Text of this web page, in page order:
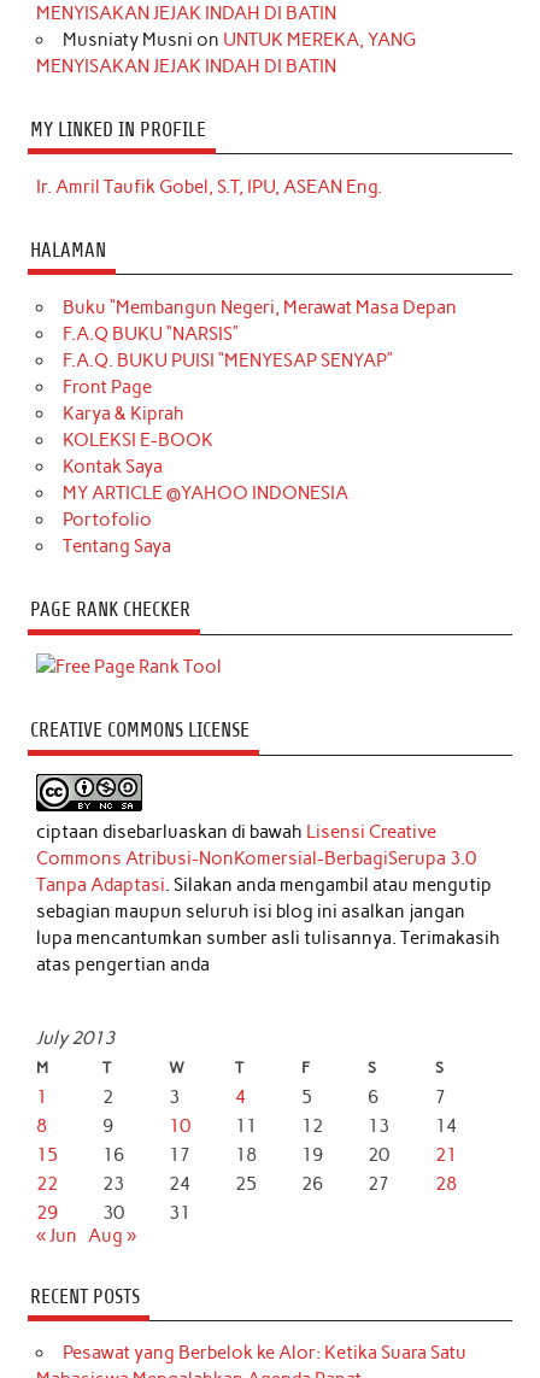
MENYISAKAN JEJAK INDAH DI BATIN
Musniaty Musni on UNTUK MEREKA, YANG
MENYISAKAN JEJAK INDAH DI BATIN
MY LINKED IN PROFILE
Ir. Amril Taufik Gobel, S.T, IPU, ASEAN Eng.
HALAMAN
Buku “Membangun Negeri, Merawat Masa Depan
F.A.Q BUKU “NARSIS”
F.A.Q. BUKU PUISI “MENYESAP SENYAP”
Front Page
Karya & Kiprah
KOLEKSI E-BOOK
Kontak Saya
MY ARTICLE @YAHOO INDONESIA
Portofolio
Tentang Saya
PAGE RANK CHECKER
CREATIVE COMMONS LICENSE
ciptaan disebarluaskan di bawah Lisensi Creative
Commons Atribusi-NonKomersial-BerbagiSerupa 3.0
Tanpa Adaptasi. Silakan anda mengambil atau mengutip
sebagian maupun seluruh isi blog ini asalkan jangan
lupa mencantumkan sumber asli tulisannya. Terimakasih
atas pengertian anda
July 2013
M T W T F S S
1 2 3 4 5 6
7
8
9 10 11 12 13
14
15
16 17 18 19 20
21
22
23 24 25 26 27
28
29
30
31
« Jun Aug »
RECENT POSTS
Pesawat yang Berbelok ke Alor: Ketika Suara Satu